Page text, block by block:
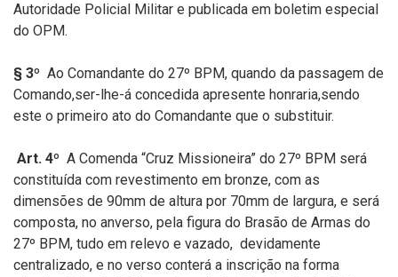
Autoridade Policial Militar e publicada em boletim especial
do OPM.
§ 3º Ao Comandante do 27º BPM, quando da passagem de
Comando,ser-lhe-á concedida apresente honraria,sendo
este o primeiro ato do Comandante que o substituir.
Art. 4º A Comenda “Cruz Missioneira” do 27º BPM será
constituída com revestimento em bronze, com as
dimensões de 90mm de altura por 70mm de largura, e será
composta, no anverso, pela figura do Brasão de Armas do
27º BPM, tudo em relevo e vazado, devidamente
centralizado, e no verso conterá a inscrição na forma